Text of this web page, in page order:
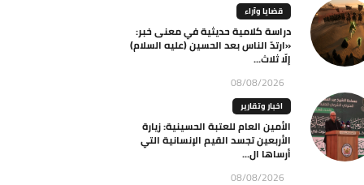
قضايا وآراء
دراسة كلامية حديثية في معنى خبر:
«ارتدّ الناس بعد الحسين (عليه السلام)
إلّا ثلاث...
08/08/2026
اخبار وتقارير
الأمين العام للعتبة الحسينية: زيارة
الأربعين تجسد القيم الإنسانية التي
أرساها ال...
08/08/2026